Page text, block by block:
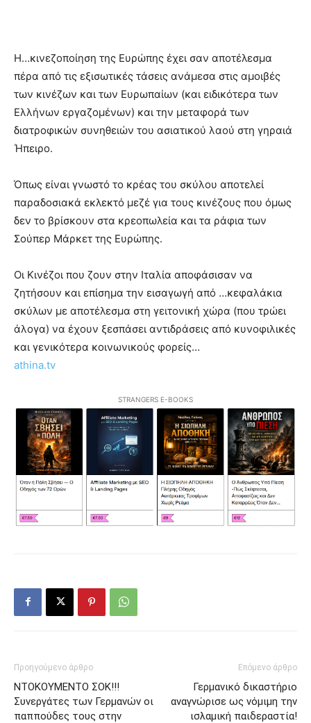
Η…κινεζοποίηση της Ευρώπης έχει σαν αποτέλεσμα
πέρα από τις εξισωτικές τάσεις ανάμεσα στις αμοιβές
των κινέζων και των Ευρωπαίων (και ειδικότερα των
Ελλήνων εργαζομένων) και την μεταφορά των
διατροφικών συνηθειών του ασιατικού λαού στη γηραιά
Ήπειρο.
Όπως είναι γνωστό το κρέας του σκύλου αποτελεί
παραδοσιακά εκλεκτό μεζέ για τους κινέζους που όμως
δεν το βρίσκουν στα κρεοπωλεία και τα ράφια των
Σούπερ Μάρκετ της Ευρώπης.
Οι Κινέζοι που ζουν στην Ιταλία αποφάσισαν να
ζητήσουν και επίσημα την εισαγωγή από …κεφαλάκια
σκύλων με αποτέλεσμα στη γειτονική χώρα (που τρώει
άλογα) να έχουν ξεσπάσει αντιδράσεις από κυνοφιλικές
και γενικότερα κοινωνικούς φορείς…
athina.tv
STRANGERS E-BOOKS
Προηγούμενο άρθρο
ΝΤΟΚΟΥΜΕΝΤΟ ΣΟΚ!!!
Συνεργάτες των Γερμανών οι
παππούδες τους στην
Επόμενο άρθρο
Γερμανικό δικαστήριο
αναγνώρισε ως νόμιμη την
ισλαμική παιδεραστία!